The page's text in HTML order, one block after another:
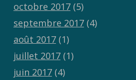
octobre 2017(5)
septembre 2017(4)
août 2017(1)
juillet 2017(1)
juin 2017(4)